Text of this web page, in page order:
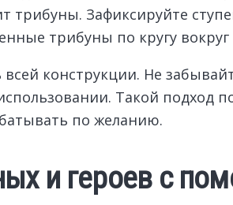
трибуны. Зафиксируйте
трибуны по кругу
конструкции. Не
Такой подход
по желанию.
и героев с